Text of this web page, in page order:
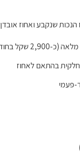
שנקבע ואחוז